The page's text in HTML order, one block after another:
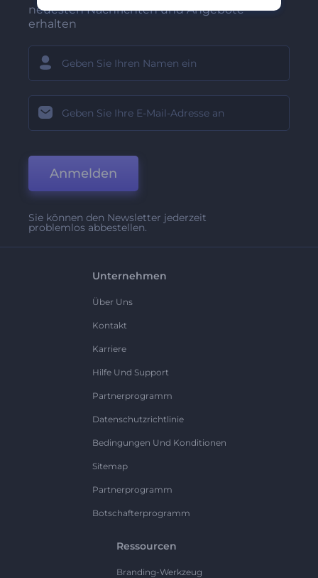
neuesten Nachrichten und Angebote
erhalten
Anmelden
Sie können den Newsletter jederzeit
problemlos abbestellen.
Unternehmen
Über Uns
Kontakt
Karriere
Hilfe Und Support
Partnerprogramm
Datenschutzrichtlinie
Bedingungen Und Konditionen
Sitemap
Partnerprogramm
Botschafterprogramm
Ressourcen
Branding-Werkzeug